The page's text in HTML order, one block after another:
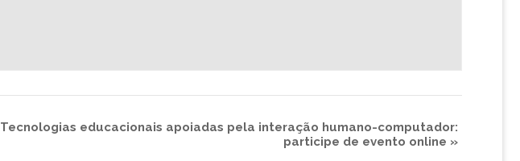
Tecnologias educacionais apoiadas pela interação humano-computador:
participe de evento online »